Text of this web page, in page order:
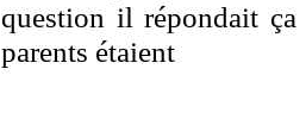
question il répondait
parents étaient